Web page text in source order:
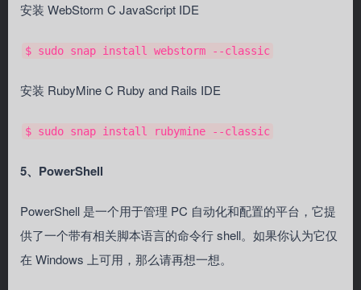
安装 WebStorm C JavaScript IDE
$ sudo snap install webstorm --classic
安装 RubyMine C Ruby and Rails IDE
$ sudo snap install rubymine --classic
5、PowerShell
PowerShell 是一个用于管理 PC 自动化和配置的平台，它提
供了一个带有相关脚本语言的命令行 shell。如果你认为它仅
在 Windows 上可用，那么请再想一想。